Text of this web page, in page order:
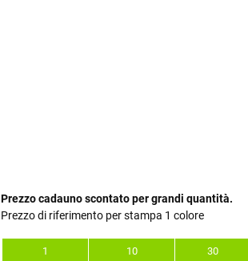
Prezzo cadauno scontato per grandi quantità.
Prezzo di riferimento per stampa 1 colore
1 10 30